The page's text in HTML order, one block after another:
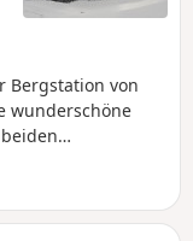
Bergstation von
wunderschöne